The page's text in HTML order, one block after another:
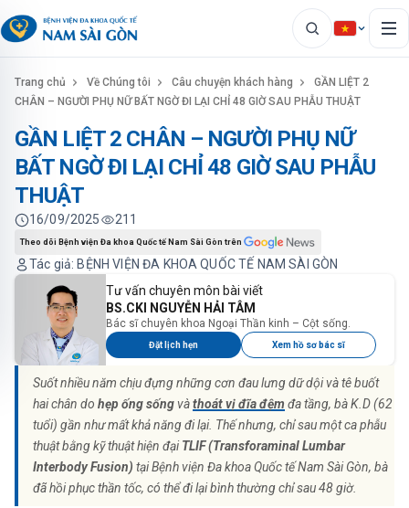
Trang chủ Về Chúng tôi Câu chuyện khách hàng
GẦN LIỆT 2
CHÂN – NGƯỜI PHỤ NỮ BẤT NGỜ ĐI LẠI CHỈ 48 GIỜ SAU PHẪU THUẬT
GẦN LIỆT 2 CHÂN – NGƯỜI PHỤ NỮ
BẤT NGỜ ĐI LẠI CHỈ 48 GIỜ SAU PHẪU
THUẬT
Tác giả: BỆNH VIỆN ĐA KHOA QUỐC TẾ NAM SÀI GÒN
16/09/2025 211
Theo dõi Bệnh viện Đa khoa Quốc tế Nam Sài Gòn trên
Tư vấn chuyên môn bài viết
BS.CKI NGUYỄN HẢI TÂM
Bác sĩ chuyên khoa Ngoại Thần kinh – Cột sống.
Đặt lịch hẹn Xem hồ sơ bác sĩ
Suốt nhiều năm chịu đựng những cơn đau lưng dữ dội và tê buốt
hai chân do hẹp ống sốngvàthoát vị đĩa đệm đa tầng, bà K.D (62
tuổi) gần như mất khả năng đi lại. Thế nhưng, chỉ sau một ca phẫu
thuật bằng kỹ thuật hiện đạiTLIF (Transforaminal Lumbar
Interbody Fusion) tại Bệnh viện Đa khoa Quốc tế Nam Sài Gòn, bà
đã hồi phục thần tốc, có thể đi lại bình thường chỉ sau 48 giờ.